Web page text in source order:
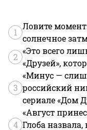
1
Ловите
солнечное
2
«Это всего
«Друзей»,
3
«Минус —
российский
сериале «Дом
4
«Август
Глоба